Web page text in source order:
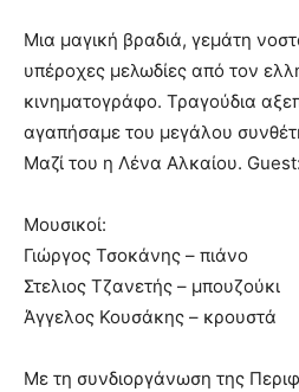
Μια μαγική βραδιά, γεμάτη
υπέροχες μελωδίες από τον
κινηματογράφο. Τραγούδια
αγαπήσαμε του μεγάλου
Μαζί του η Λένα Αλκαίου.
Μουσικοί:
Γιώργος Τσοκάνης – πιάνο
Στελιος Τζανετής – μπουζούκι
Άγγελος Κουσάκης – κρουστά
Με τη συνδιοργάνωση της